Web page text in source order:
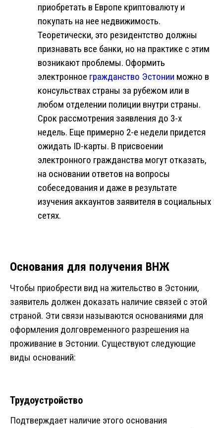
приобретать в Европе криптовалюту и
покупать на нее недвижимость.
Теоретически, это резидентство должны
признавать все банки, но на практике с этим
возникают проблемы. Оформить
электронное гражданство Эстонии можно в
консульствах страны за рубежом или в
любом отделении полиции внутри страны.
Срок рассмотрения заявления до 3-х
недель. Еще примерно 2-е недели придется
ожидать ID-карты. В присвоении
электронного гражданства могут отказать,
на основании ответов на вопросы
собеседования и даже в результате
изучения аккаунтов заявителя в социальных
сетях.
Основания для получения ВНЖ
Чтобы приобрести вид на жительство в Эстонии,
заявитель должен доказать наличие связей с этой
страной. Эти связи называются основаниями для
оформления долговременного разрешения на
проживание в Эстонии. Существуют следующие
виды оснований:
Трудоустройство
Подтверждает наличие этого основания